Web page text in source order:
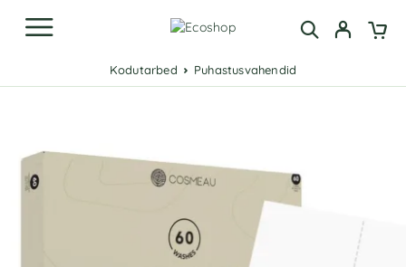
Kodutarbed Puhastusvahendid